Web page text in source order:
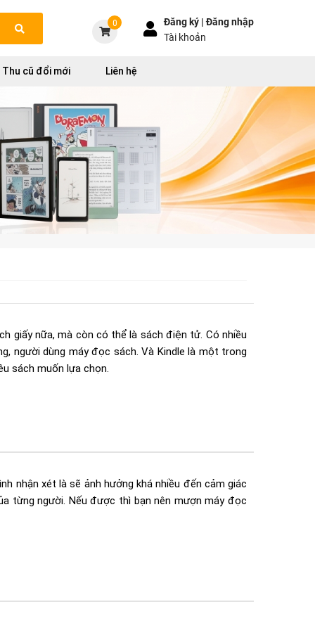
0 Đăng ký |Đăng nhập
Tài khoản
Thu cũ đổi mới Liên hệ
giấy nữa, mà còn có thể là sách điện tử. Có nhiều
người dùng máy đọc sách. Và Kindle là một trong
sách muốn lựa chọn.
nhận xét là sẽ ảnh hưởng khá nhiều đến cảm giác
từng người. Nếu được thì bạn nên mượn máy đọc